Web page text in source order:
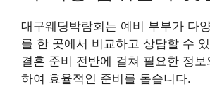
대구웨딩박람회는 예비 부부가 다
를 한 곳에서 비교하고 상담할 수
결혼 준비 전반에 걸쳐 필요한 정
하여 효율적인 준비를 돕습니다.